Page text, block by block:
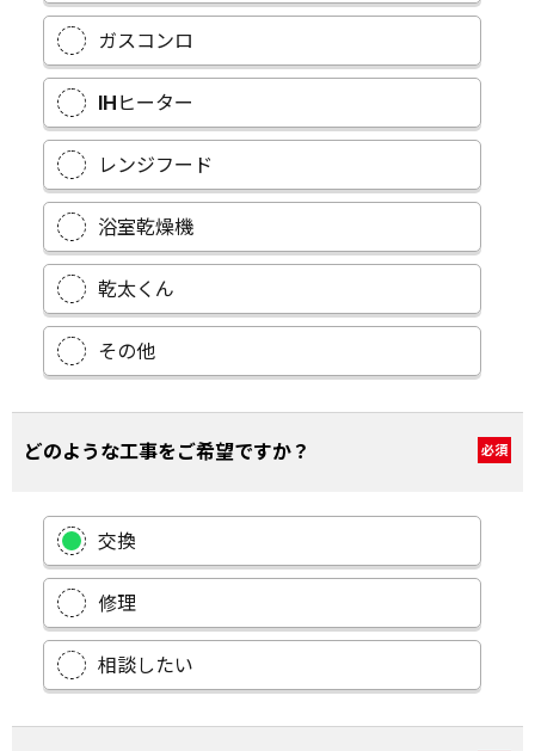
ガスコンロ
IHヒーター
レンジフード
浴室乾燥機
乾太くん
その他
どのような工事をご希望ですか？ 必須
交換
修理
相談したい